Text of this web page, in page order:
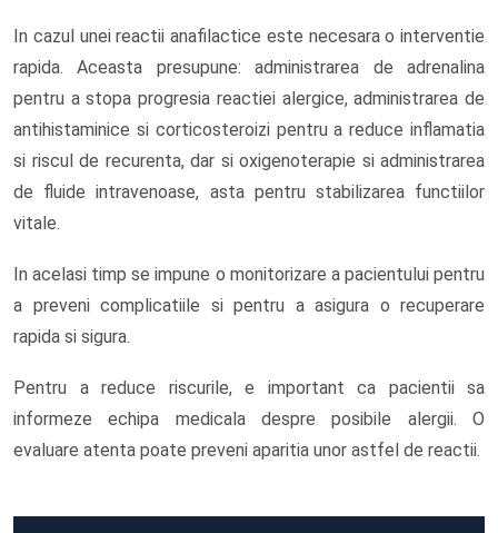
In cazul unei reactii anafilactice este necesara o interventie
rapida. Aceasta presupune: administrarea de adrenalina
pentru a stopa progresia reactiei alergice, administrarea de
antihistaminice si corticosteroizi pentru a reduce inflamatia
si riscul de recurenta, dar si oxigenoterapie si administrarea
de fluide intravenoase, asta pentru stabilizarea functiilor
vitale.
In acelasi timp se impune o monitorizare a pacientului pentru
a preveni complicatiile si pentru a asigura o recuperare
rapida si sigura.
Pentru a reduce riscurile, e important ca pacientii sa
informeze echipa medicala despre posibile alergii. O
evaluare atenta poate preveni aparitia unor astfel de reactii.